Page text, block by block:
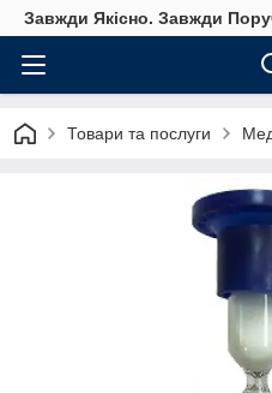
Завжди Якісно. Завжди
Товари та послуги